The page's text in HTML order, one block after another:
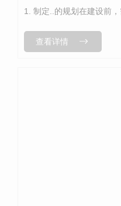
1. 制定..的规划在建设前
养老院规划需根据本地老年
查看详情